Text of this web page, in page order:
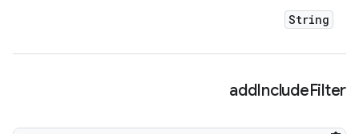
String
addIncludeFilter